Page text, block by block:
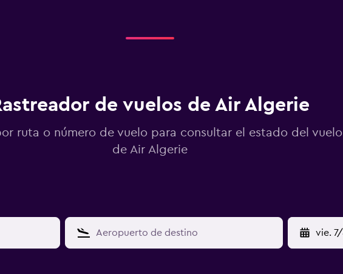
de vuelos de Air Algerie
ruta o número de vuelo para consultar el estado del vuelo
de Air Algerie